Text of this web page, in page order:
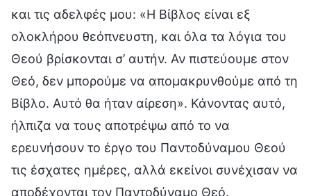
και τις αδελφές μου: «Η Βίβλος είναι εξ
ολοκλήρου θεόπνευστη, και όλα τα λόγια του
Θεού βρίσκονται σ’ αυτήν. Αν πιστεύουμε στον
Θεό, δεν μπορούμε να απομακρυνθούμε από τη
Βίβλο. Αυτό θα ήταν αίρεση». Κάνοντας αυτό,
ήλπιζα να τους αποτρέψω από το να
ερευνήσουν το έργο του Παντοδύναμου Θεού
τις έσχατες ημέρες, αλλά εκείνοι συνέχισαν να
αποδέχονται τον Παντοδύναμο Θεό.